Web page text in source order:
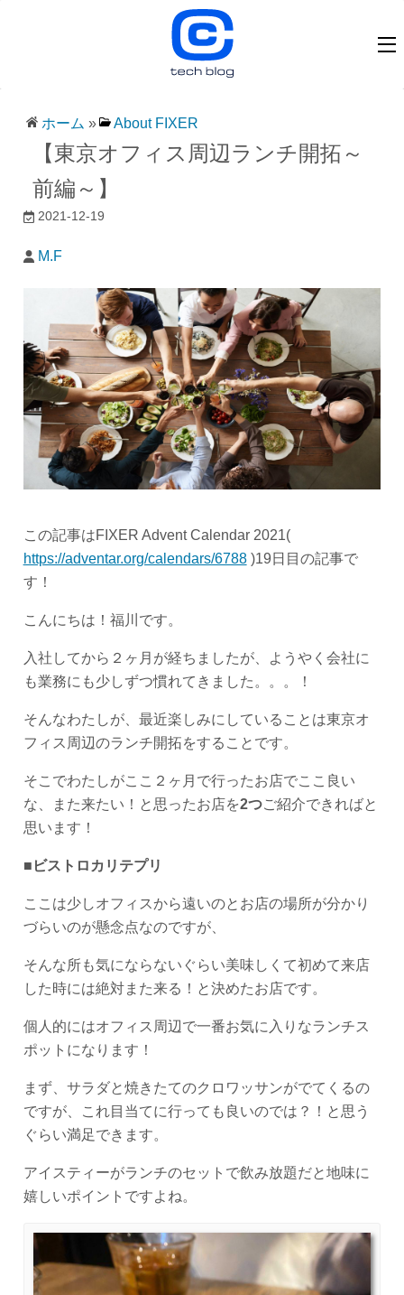
ホーム » About FIXER
【東京オフィス周辺ランチ開拓～
前編～】
2021-12-19
M.F
この記事はFIXER Advent Calendar 2021(
https://adventar.org/calendars/6788)19日目の記事で
す！
こんにちは！福川です。
入社してから２ヶ月が経ちましたが、ようやく会社に
も業務にも少しずつ慣れてきました。。。！
そんなわたしが、最近楽しみにしていることは東京オ
フィス周辺のランチ開拓をすることです。
そこでわたしがここ２ヶ月で行ったお店でここ良い
な、また来たい！と思ったお店を2つご紹介できればと
思います！
■ ビストロカリテプリ
ここは少しオフィスから遠いのとお店の場所が分かり
づらいのが懸念点なのですが、
そんな所も気にならないぐらい美味しくて初めて来店
した時には絶対また来る！と決めたお店です。
個人的にはオフィス周辺で一番お気に入りなランチス
ポットになります！
まず、サラダと焼きたてのクロワッサンがでてくるの
ですが、これ目当てに行っても良いのでは？！と思う
ぐらい満足できます。
アイスティーがランチのセットで飲み放題だと地味に
嬉しいポイントですよね。